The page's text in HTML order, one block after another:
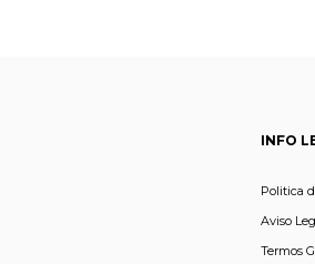
INFO
Politica
Aviso
Termos